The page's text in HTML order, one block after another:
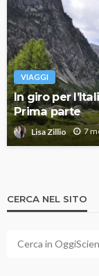
VIAGGI
In giro per
Prima parte
Lisa Zillio 7
CERCA NEL SITO